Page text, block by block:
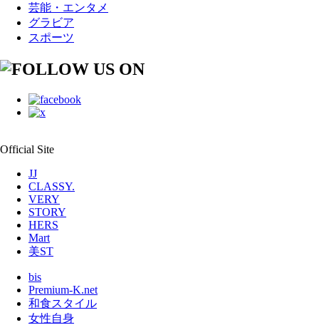
芸能・エンタメ
グラビア
スポーツ
Official Site
JJ
CLASSY.
VERY
STORY
HERS
Mart
美ST
bis
Premium-K.net
和食スタイル
女性自身